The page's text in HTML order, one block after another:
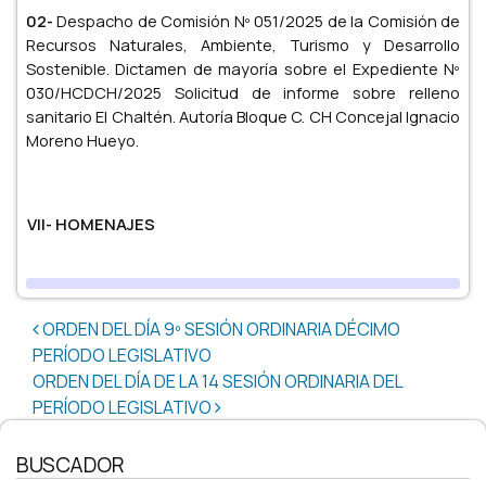
02- Despacho de Comisión Nº 051/2025 de la Comisión de
Recursos Naturales, Ambiente, Turismo y Desarrollo
Sostenible. Dictamen de mayoría sobre el Expediente Nº
030/HCDCH/2025 Solicitud de informe sobre relleno
sanitario El Chaltén. Autoría Bloque C. CH Concejal Ignacio
Moreno Hueyo.
VII- HOMENAJES
Post navigation
ORDEN DEL DÍA 9º SESIÓN ORDINARIA DÉCIMO
PERÍODO LEGISLATIVO
ORDEN DEL DÍA DE LA 14 SESIÓN ORDINARIA DEL
PERÍODO LEGISLATIVO
BUSCADOR